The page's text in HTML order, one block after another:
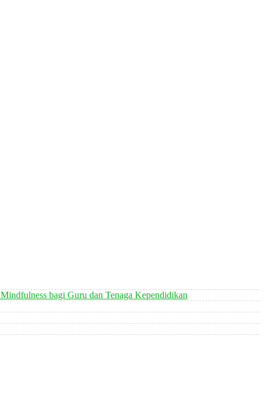
bagi Guru dan Tenaga Kependidikan